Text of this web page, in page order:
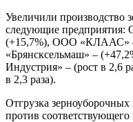
Увеличили производство
следующие
(+15,7%), ООО «КЛААС»
«Брянсксельмаш» –
Индустрия» – (рост в 2,6
в 2,3 раза).
Отгрузка
против